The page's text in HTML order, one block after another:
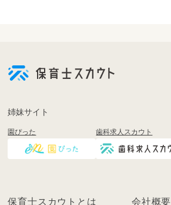
登
く
姉妹サイト
園ぴった 歯科求人スカウト
保育士スカウトとは 会社概要